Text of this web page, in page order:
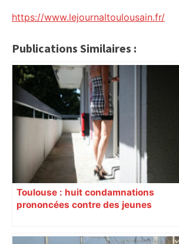
https://www.lejournaltoulousain.fr/
Publications Similaires :
Toulouse : huit condamnations
prononcées contre des jeunes